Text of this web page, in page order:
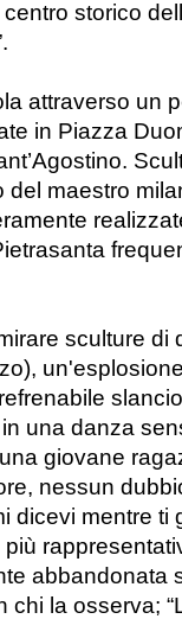
storico
attraverso un
in Piazza
maestro
sculture di
una danza
giovane
nessun
dicevi mentre ti
abbandonata
la osserva;